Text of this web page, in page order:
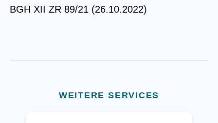
BGH XII ZR 89/21 (26.10.2022)
WEITERE SERVICES